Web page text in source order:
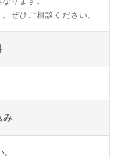
ぜひご相談ください。
み